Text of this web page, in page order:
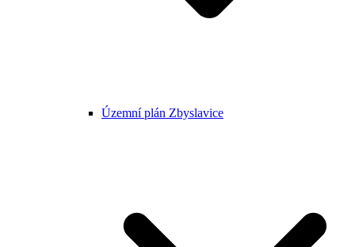
Územní plán Zbyslavice